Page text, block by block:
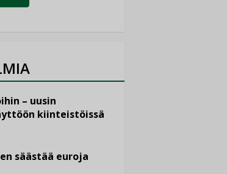
– uusin
kiinteistöissä
säästää euroja